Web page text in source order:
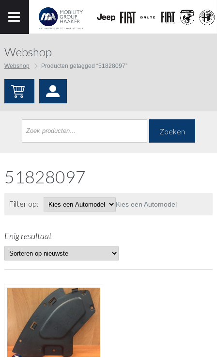
Webshop
Webshop Producten getagged “51828097”
Zoeken
51828097
Filter op: Kies een Automodel
Enig resultaat